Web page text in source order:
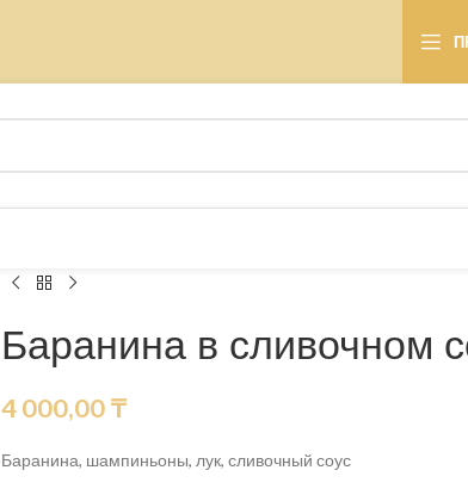
Баранина в сливочном
4 000,00₸
Баранина, шампиньоны, лук, сливочный соус